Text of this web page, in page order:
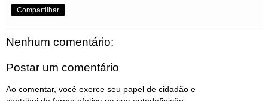
Compartilhar
Nenhum comentário:
Postar um comentário
Ao comentar, você exerce seu papel de cidadão e